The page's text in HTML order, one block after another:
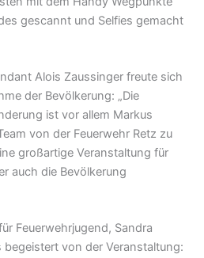
gescannt und Selfies gemacht
Alois Zaussinger freute sich
der Bevölkerung: „Die
ist vor allem Markus
von der Feuerwehr Retz zu
großartige Veranstaltung für
auch die Bevölkerung
Feuerwehrjugend, Sandra
begeistert von der Veranstaltung: